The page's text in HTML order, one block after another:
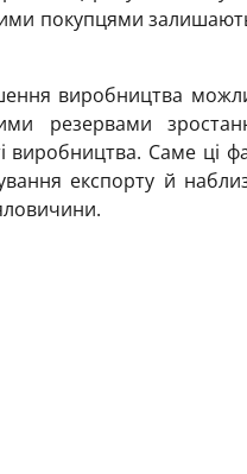
покупцями
виробництва
резервами
виробництва. Саме ці
експорту й